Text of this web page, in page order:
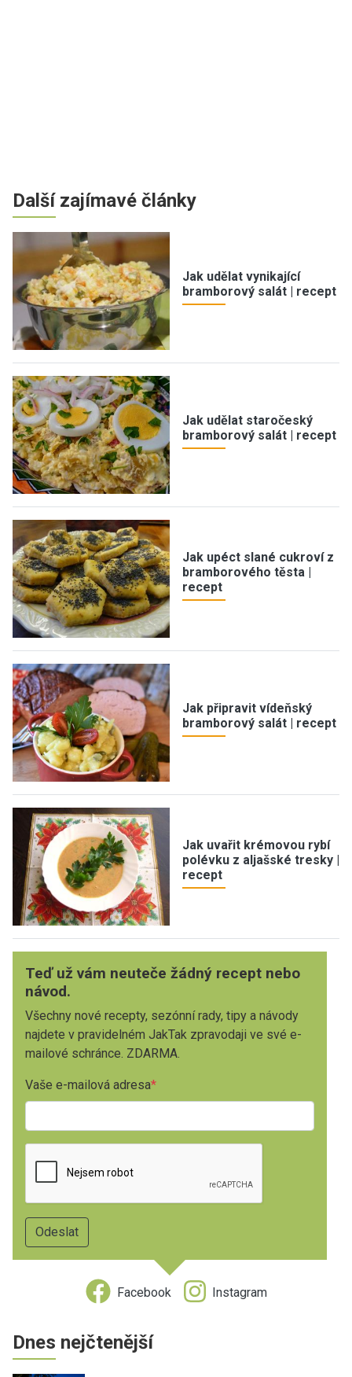
Další zajímavé články
Jak udělat vynikající
bramborový salát | recept
Jak udělat staročeský
bramborový salát | recept
Jak upéct slané cukroví z
bramborového těsta |
recept
Jak připravit vídeňský
bramborový salát | recept
Jak uvařit krémovou rybí
polévku z aljašské tresky |
recept
Teď už vám neuteče žádný recept nebo
návod.
Všechny nové recepty, sezónní rady, tipy a návody
najdete v pravidelném JakTak zpravodaji ve své e-
mailové schránce. ZDARMA.
Vaše e-mailová adresa
Facebook Instagram
Dnes nejčtenější